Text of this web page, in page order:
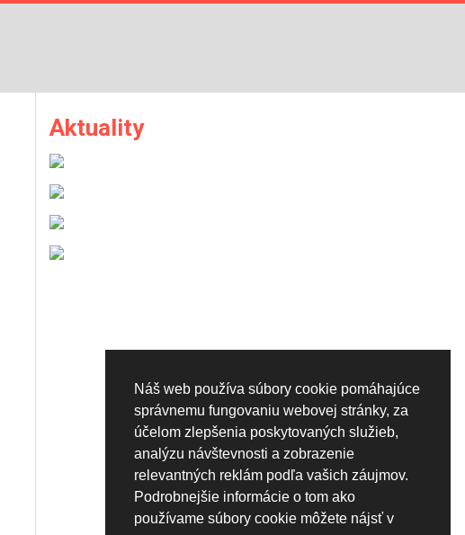
Náš web používa súbory cookie pomáhajúce
správnemu fungovaniu webovej stránky, za
účelom zlepšenia poskytovaných služieb,
analýzu návštevnosti a zobrazenie
relevantných reklám podľa vašich záujmov.
Podrobnejšie informácie o tom ako
používame súbory cookie môžete nájsť v
Aktuality